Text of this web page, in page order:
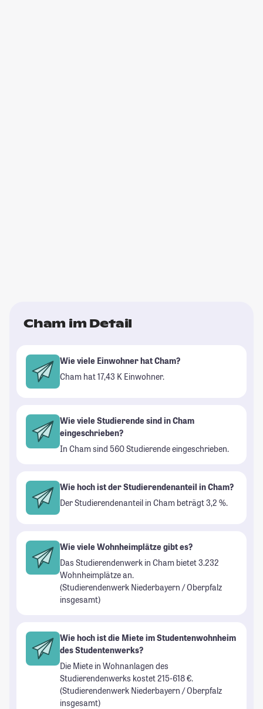
Cham im Detail
Wie viele Einwohner hat Cham?
Cham hat 17,43 K Einwohner.
Wie viele Studierende sind in Cham
eingeschrieben?
In Cham sind 560 Studierende eingeschrieben.
Wie hoch ist der Studierendenanteil in Cham?
Der Studierendenanteil in Cham beträgt 3,2 %.
Wie viele Wohnheimplätze gibt es?
Das Studierendenwerk in Cham bietet 3.232
Wohnheimplätze an.
(Studierendenwerk Niederbayern / Oberpfalz
insgesamt)
Wie hoch ist die Miete im Studentenwohnheim
des Studentenwerks?
Die Miete in Wohnanlagen des
Studierendenwerks kostet 215-618 €.
(Studierendenwerk Niederbayern / Oberpfalz
insgesamt)